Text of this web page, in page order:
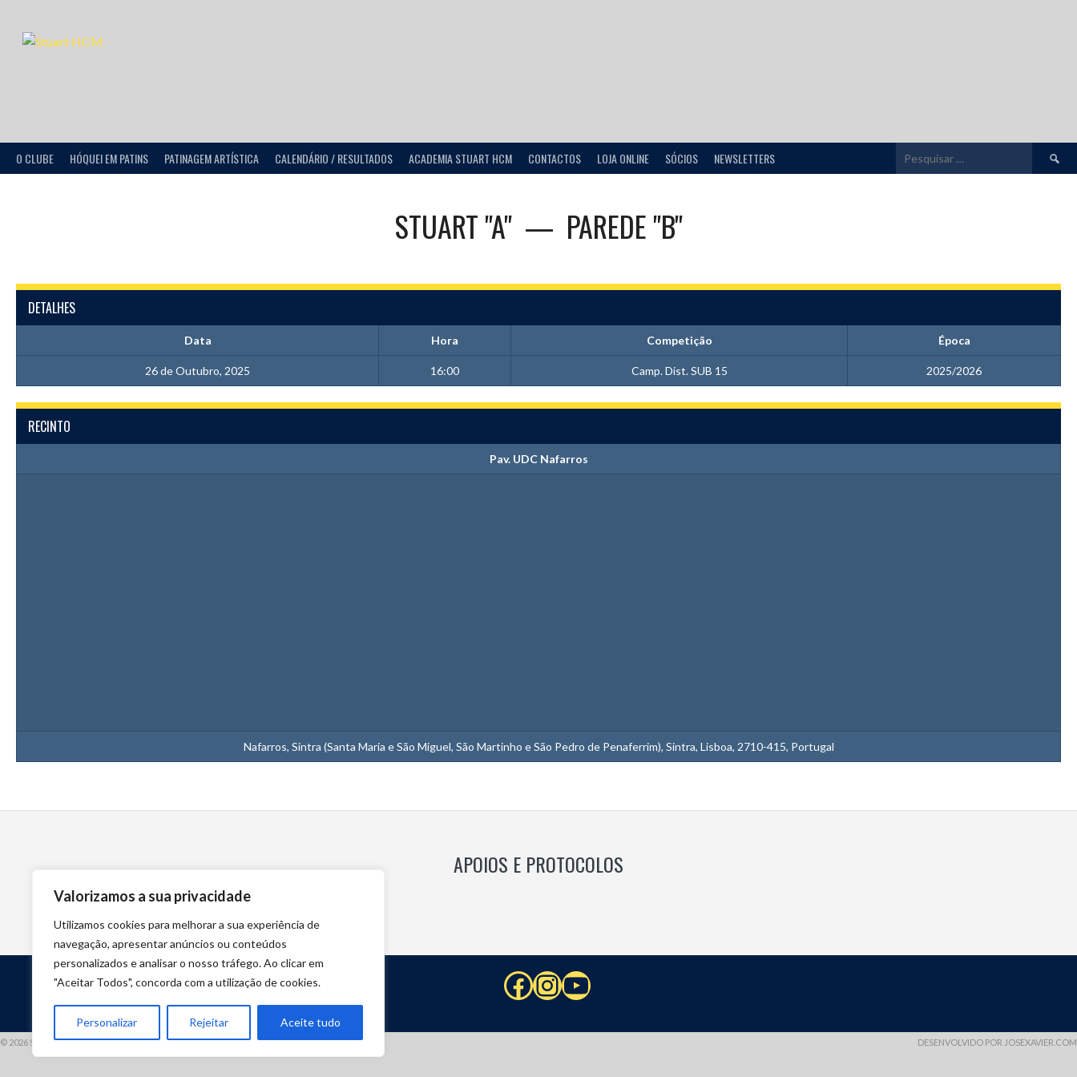
Valorizamos a sua privacidade
Utilizamos cookies para melhorar a sua experiência de
navegação, apresentar anúncios ou conteúdos
personalizados e analisar o nosso tráfego. Ao clicar em
"Aceitar Todos", concorda com a utilização de cookies.
Personalizar Rejeitar Aceite tudo
O CLUBE HÓQUEI EM PATINS PATINAGEM ARTÍSTICA CALENDÁRIO / RESULTADOS ACADEMIA STUART HCM CONTACTOS LOJA ONLINE SÓCIOS NEWSLETTERS
por:
STUART "A" — PAREDE "B"
DETALHES
Data Hora Competição Época
26 de Outubro, 2025 16:00 Camp. Dist. SUB 15 2025/2026
RECINTO
Pav. UDC Nafarros
Nafarros, Sintra (Santa Maria e São Miguel, São Martinho e São Pedro de Penaferrim), Sintra, Lisboa, 2710-415, Portugal
APOIOS E PROTOCOLOS
Facebook
Instagram
YouTube
© 2026 STUART HCM | TODOS OS DIREITOS RESERVADOS DESENVOLVIDO POR JOSEXAVIER.COM